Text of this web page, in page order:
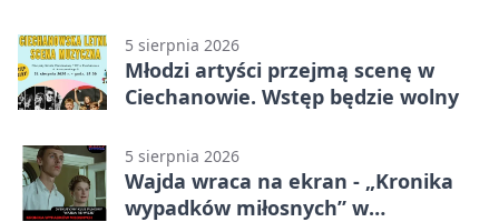
5 sierpnia 2026
Młodzi artyści przejmą scenę w
Ciechanowie. Wstęp będzie wolny
5 sierpnia 2026
Wajda wraca na ekran - „Kronika
wypadków miłosnych” w